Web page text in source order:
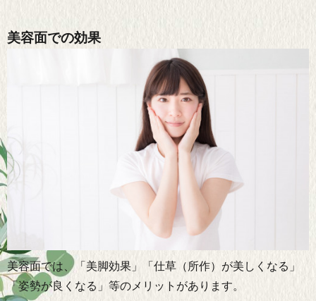
美容面での効果
美容面では、「美脚効果」「仕草（所作）が美しくなる」
「姿勢が良くなる」等のメリットがあります。